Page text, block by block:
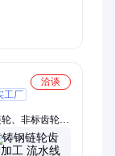
洽谈
工厂
、非标齿轮、
、铸钢链轮、
配套链轮、冶